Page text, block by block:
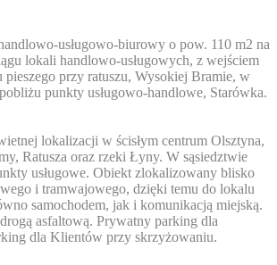
usługowo-biurowy o pow. 110 m2 na
lokali handlowo-usługowych, z wejściem
pieszego przy ratuszu, Wysokiej Bramie, w
punkty usługowo-handlowe, Starówka.
lokalizacji w ścisłym centrum Olsztyna,
Ratusza oraz rzeki Łyny. W sąsiedztwie
usługowe. Obiekt zlokalizowany blisko
i tramwajowego, dzięki temu do lokalu
samochodem, jak i komunikacją miejską.
asfaltową. Prywatny parking dla
dla Klientów przy skrzyżowaniu.